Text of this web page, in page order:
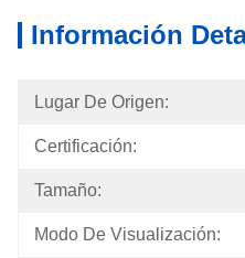
Información
Lugar De Origen:
Certificación:
Tamaño:
Modo De Visualización: